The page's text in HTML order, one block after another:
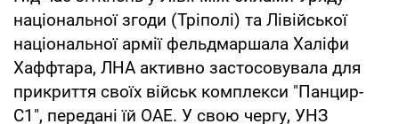
національної згоди (Тріполі) та Лівійської
національної армії фельдмаршала Халіфи
Хаффтара, ЛНА активно застосовувала для
прикриття своїх військ комплекси "Панцир-
С1", передані їй ОАЕ. У свою чергу, УНЗ